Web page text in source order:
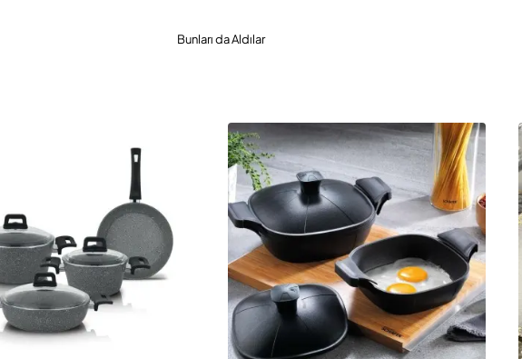
Bunları da Aldılar